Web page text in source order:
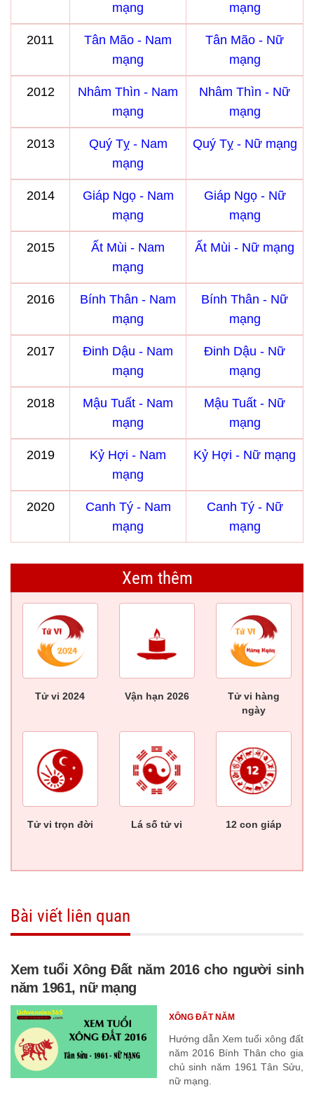
mạng
mạng
2011
Tân Mão - Nam
mạng
Tân Mão - Nữ
mạng
2012
Nhâm Thìn - Nam
mạng
Nhâm Thìn - Nữ
mạng
2013
Quý Tỵ - Nam
mạng
Quý Tỵ - Nữ mạng
2014
Giáp Ngọ - Nam
mạng
Giáp Ngọ - Nữ
mạng
2015
Ất Mùi - Nam
mạng
Ất Mùi - Nữ mạng
2016
Bính Thân - Nam
mạng
Bính Thân - Nữ
mạng
2017
Đinh Dậu - Nam
mạng
Đinh Dậu - Nữ
mạng
2018
Mậu Tuất - Nam
mạng
Mậu Tuất - Nữ
mạng
2019
Kỷ Hợi - Nam
mạng
Kỷ Hợi - Nữ mạng
2020
Canh Tý - Nam
mạng
Canh Tý - Nữ
mạng
Xem thêm
Tử vi 2024 Vận hạn 2026
Tử vi hàng
ngày
Tử vi trọn đời Lá số tử vi 12 con giáp
Bài viết liên quan
Xem tuổi Xông Đất năm 2016 cho người sinh
năm 1961, nữ mạng
Hướng dẫn Xem tuổi xông đất
năm 2016 Bính Thân cho gia
chủ sinh năm 1961 Tân Sửu,
nữ mạng.
XÔNG ĐẤT NĂM